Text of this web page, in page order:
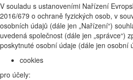
V souladu s ustanoveními Nařízení
2016/679 o ochraně fyzických osob, v
osobních údajů (dále jen „Nařízení“)
uvedená společnost (dále jen „správce“)
poskytnuté osobní údaje (dále jen osobní
cookies
pro účely: